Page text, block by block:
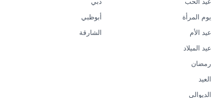
يوم المرأة
عيد الأم
عيد الميلاد
رمضان
العيد
الديوالي
أبوظبي
الشارقة